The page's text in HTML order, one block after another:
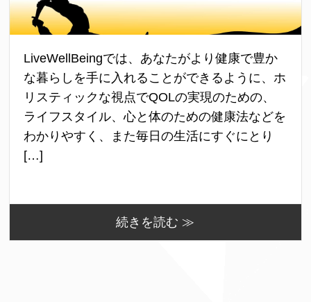
LiveWellBeingでは、あなたがより健康で豊か
な暮らしを手に入れることができるように、ホ
リスティックな視点でQOLの実現のための、
ライフスタイル、心と体のための健康法などを
わかりやすく、また毎日の生活にすぐにとり
[…]
続きを読む ≫